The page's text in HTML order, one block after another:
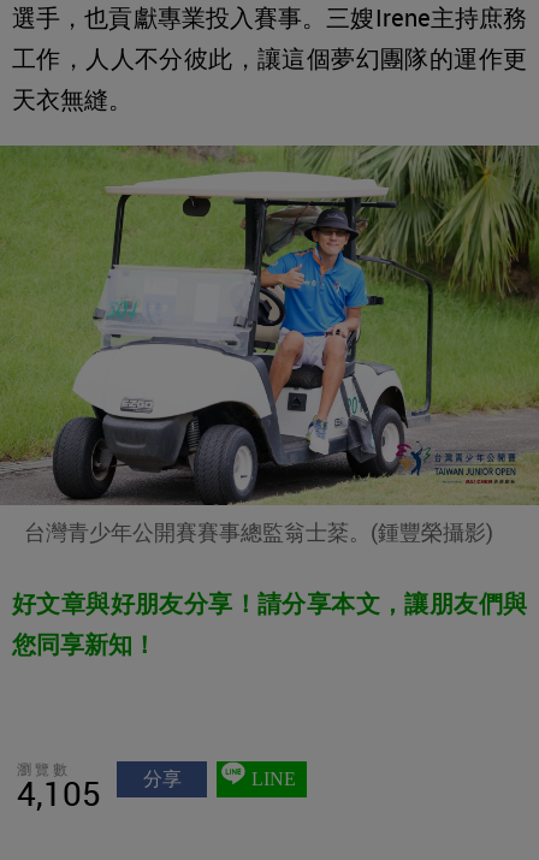
選手，也貢獻專業投入賽事。三嫂Irene主持庶務
工作，人人不分彼此，讓這個夢幻團隊的運作更
天衣無縫。
台灣青少年公開賽賽事總監翁士棻。(鍾豐榮攝影)
好文章與好朋友分享！請分享本文，讓朋友們與
您同享新知！
瀏覽數
4,105 分享 LINE